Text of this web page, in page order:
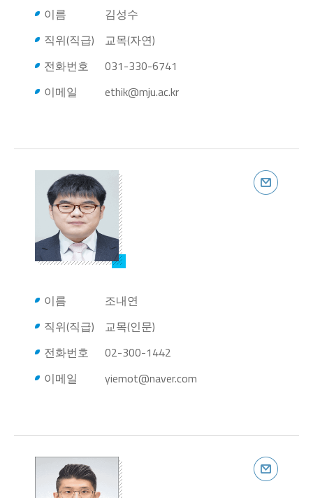
이름
김성수
직위(직급)
교목(자연)
전화번호
031-330-6741
이메일
ethik@mju.ac.kr
이름
조내연
직위(직급)
교목(인문)
전화번호
02-300-1442
이메일
yiemot@naver.com